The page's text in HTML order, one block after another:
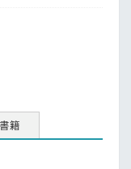
籍